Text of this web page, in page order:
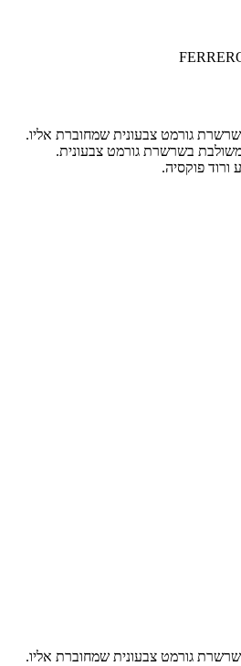
שרשרת גורמט צבעונית שמחוברת אליו.
בשרשרת גורמט צבעונית.
פוקסיה.
שרשרת גורמט צבעונית שמחוברת אליו.